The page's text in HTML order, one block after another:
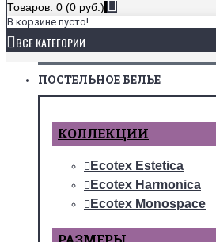
Товаров: 0 (0 руб.)
В корзине пусто!
ВСЕ КАТЕГОРИИ
ПОСТЕЛЬНОЕ БЕЛЬЕ
КОЛЛЕКЦИИ
Ecotex Estetica
Ecotex Harmonica
Ecotex Monospace